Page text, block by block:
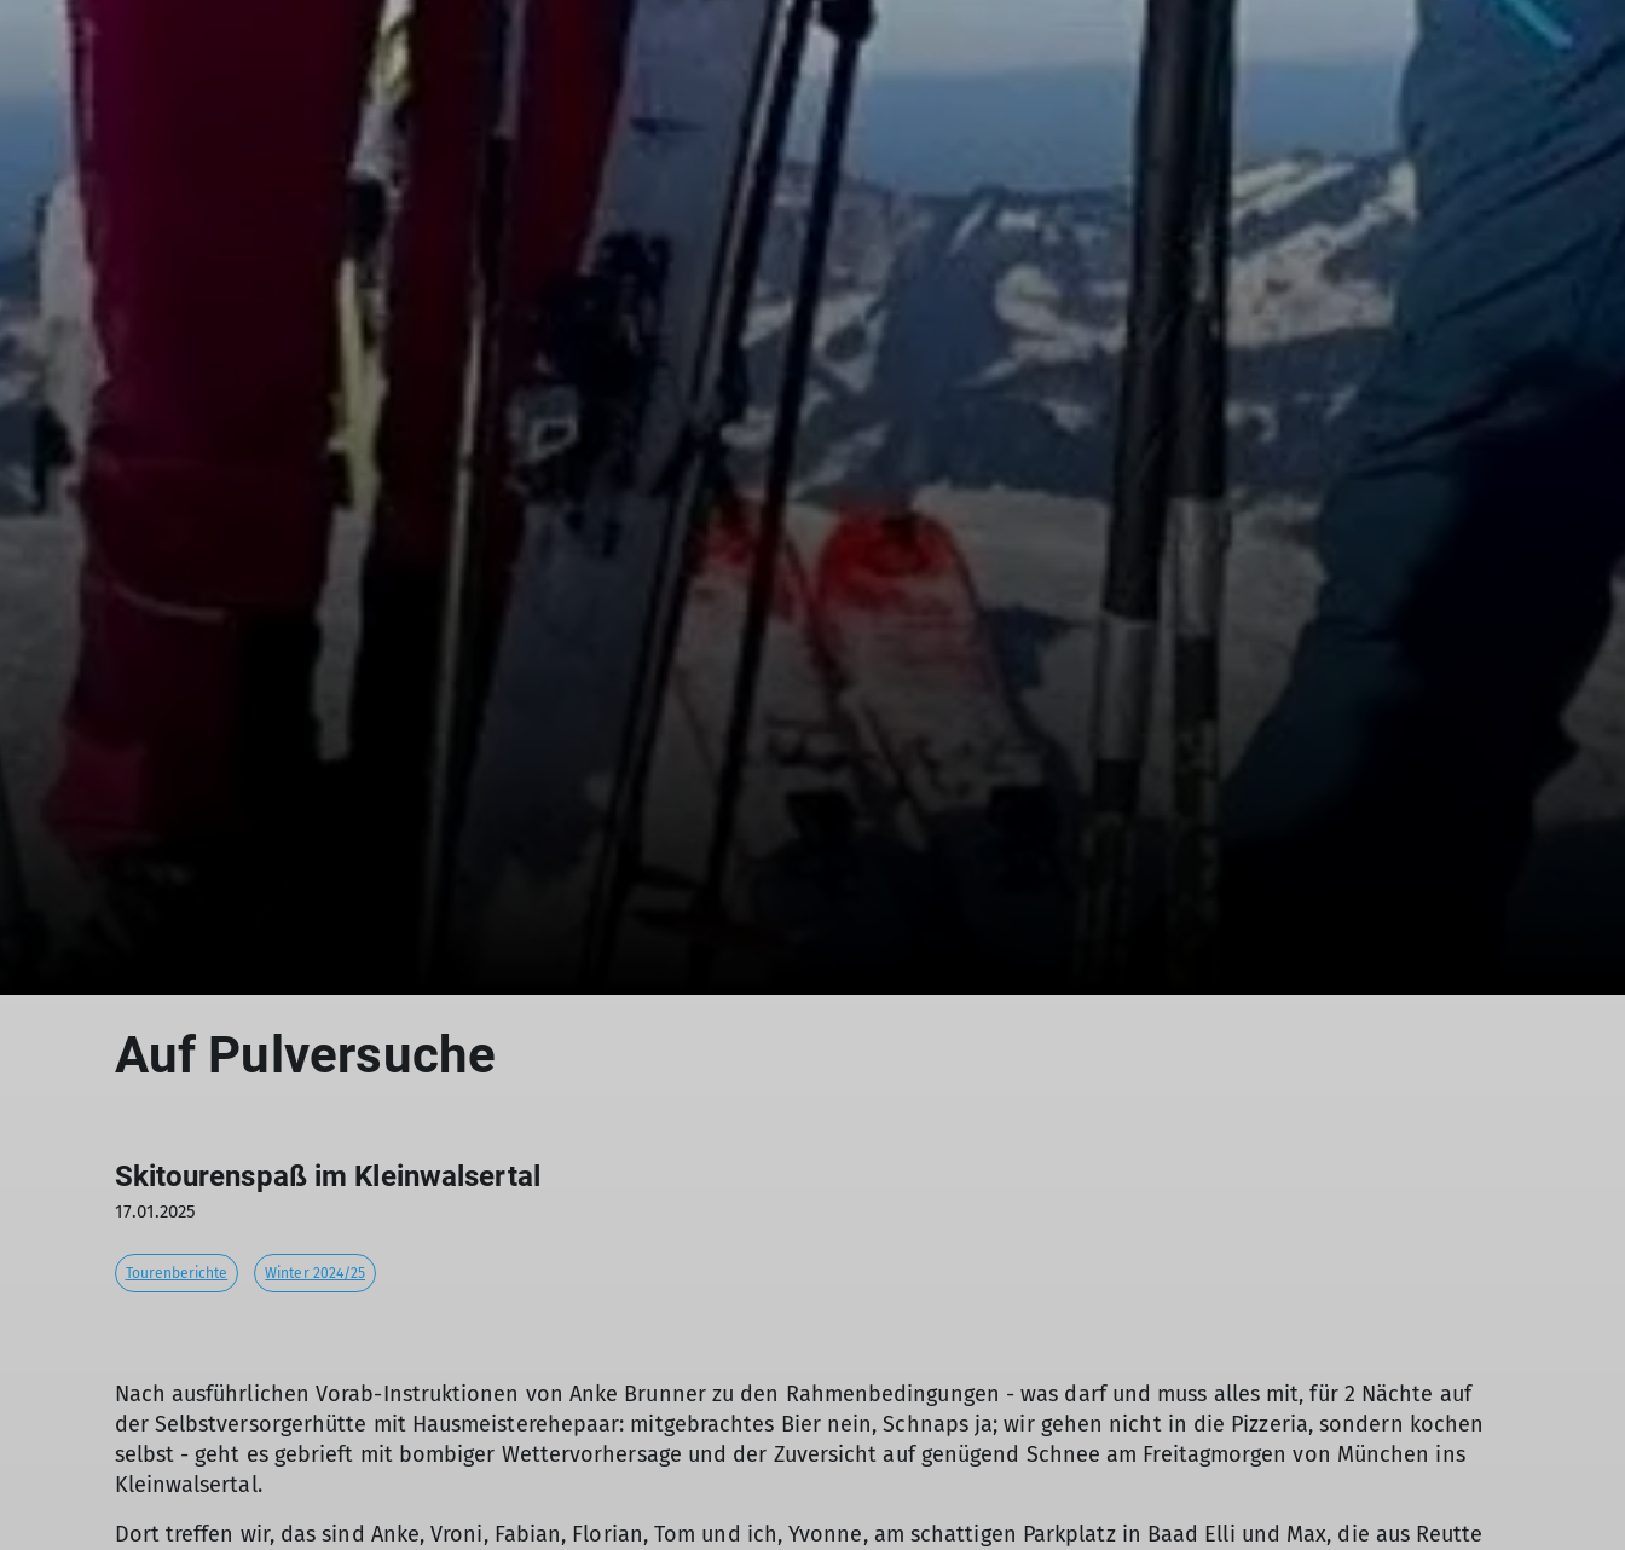
Auf Pulversuche
Skitourenspaß im Kleinwalsertal
17.01.2025
Tourenberichte Winter 2024/25
Nach ausführlichen Vorab-Instruktionen von Anke Brunner zu den Rahmenbedingungen - was darf und muss alles mit, für 2 Nächte auf
der Selbstversorgerhütte mit Hausmeisterehepaar: mitgebrachtes Bier nein, Schnaps ja; wir gehen nicht in die Pizzeria, sondern kochen
selbst - geht es gebrieft mit bombiger Wettervorhersage und der Zuversicht auf genügend Schnee am Freitagmorgen von München ins
Kleinwalsertal.
Dort treffen wir, das sind Anke, Vroni, Fabian, Florian, Tom und ich, Yvonne, am schattigen Parkplatz in Baad Elli und Max, die aus Reutte
© Florian Mayer